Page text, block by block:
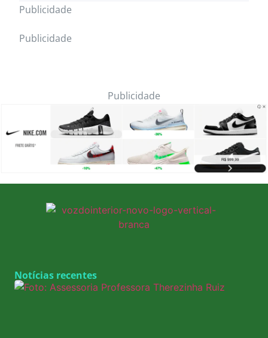
Publicidade
Publicidade
Publicidade
Notícias recentes